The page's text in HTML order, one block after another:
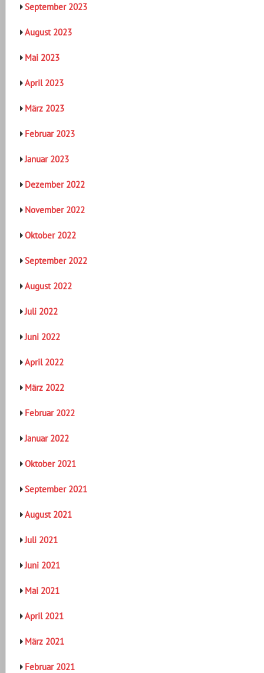
September 2023
August 2023
Mai 2023
April 2023
März 2023
Februar 2023
Januar 2023
Dezember 2022
November 2022
Oktober 2022
September 2022
August 2022
Juli 2022
Juni 2022
April 2022
März 2022
Februar 2022
Januar 2022
Oktober 2021
September 2021
August 2021
Juli 2021
Juni 2021
Mai 2021
April 2021
März 2021
Februar 2021